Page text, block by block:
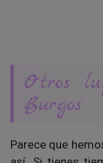
Otros
Burgos
Parece que